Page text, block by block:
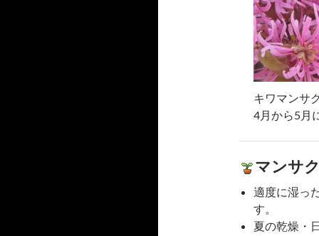
キワマンサ
4月から5月
マンサ
適度に湿っ
す。
夏の乾燥・